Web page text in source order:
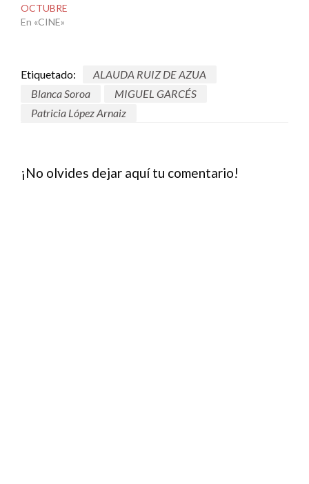
OCTUBRE
En «CINE»
Etiquetado:
ALAUDA RUIZ DE AZUA
Blanca Soroa
MIGUEL GARCÉS
Patricia López Arnaiz
¡No olvides dejar aquí tu comentario!